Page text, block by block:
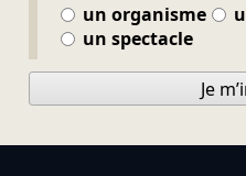
un organisme
un spectacle
Je